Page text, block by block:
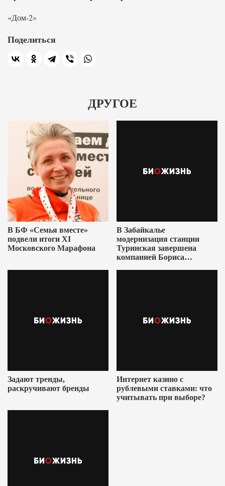
«Дом-2»
Поделиться
ДРУГОЕ
В БФ «Семья вместе»
подвели итоги XI
Московского Марафона
В Забайкалье
модернизация станции
Туринская завершена
компанией Бориса
Задают тренды,
раскручивают бренды
Интернет казино с
рублевыми ставками: что
учитывать при выборе?